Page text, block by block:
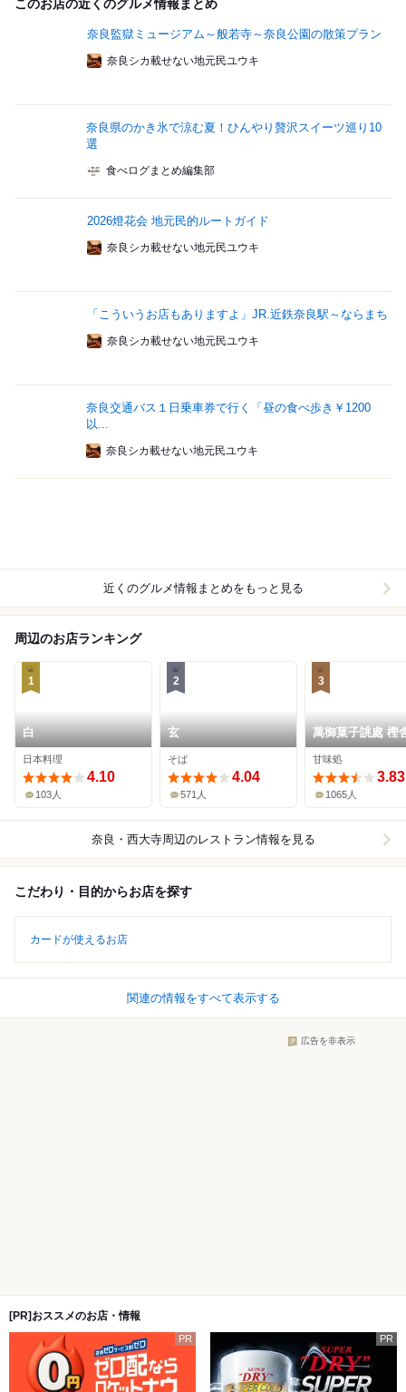
このお店の近くのグルメ情報まとめ
奈良監獄ミュージアム～般若寺～奈良公園の散策プラン
奈良シカ載せない地元民ユウキ
奈良県のかき氷で涼む夏！ひんやり贅沢スイーツ巡り10
選
食べログまとめ編集部
2026燈花会 地元民的ルートガイド
奈良シカ載せない地元民ユウキ
「こういうお店もありますよ」JR.近鉄奈良駅～ならまち
奈良シカ載せない地元民ユウキ
奈良交通バス１日乗車券で行く「昼の食べ歩き￥1200
以...
奈良シカ載せない地元民ユウキ
近くのグルメ情報まとめをもっと見る
周辺のお店ランキング
1
白
日本料理
4.10
103人
2
玄
そば
4.04
571人
3
萬御菓子誂處 樫
甘味処
3.83
1065人
奈良・西大寺周辺のレストラン情報を見る
こだわり・目的からお店を探す
カードが使えるお店
関連の情報をすべて表示する
広告を非表示
[PR]おススメのお店・情報
PR PR